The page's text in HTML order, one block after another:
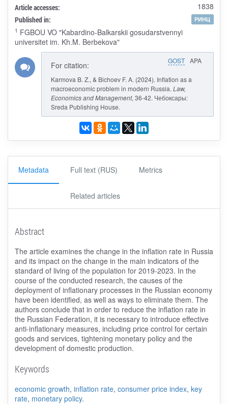
Article accesses:
1838
Published in:
РИНЦ
1 FGBOU VO "Kabardino-Balkarskii gosudarstvennyi
universitet im. Kh.M. Berbekova"
GOST APA
For citation:
Karmova B. Z., & Bichoev F. A. (2024). Inflation as a
macroeconomic problem in modern Russia. Law,
Economics and Management, 36-42. Чебоксары:
Sreda Publishing House.
Metadata Full text (RUS) Metrics
Related articles
Abstract
The article examines the change in the inflation rate in Russia
and its impact on the change in the main indicators of the
standard of living of the population for 2019-2023. In the
course of the conducted research, the causes of the
deployment of inflationary processes in the Russian economy
have been identified, as well as ways to eliminate them. The
authors conclude that in order to reduce the inflation rate in
the Russian Federation, it is necessary to introduce effective
anti-inflationary measures, including price control for certain
goods and services, tightening monetary policy and the
development of domestic production.
Keywords
economic growth, inflation rate, consumer price index, key
rate, monetary policy.